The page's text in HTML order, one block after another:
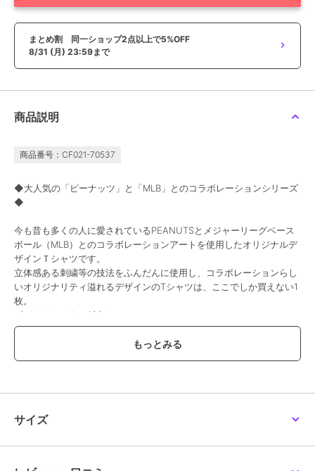
まとめ割 同一ショップ2点以上で5%OFF
8/31 (月) 23:59まで
商品説明
商品番号：CF021-70537
◆大人気の「ピーナッツ」と「MLB」とのコラボレーションシリーズ
◆
今も昔も多くの人に愛されているPEANUTSとメジャーリーグベース
ボール（MLB）とのコラボレーションアートを使用したオリジナルデ
ザインＴシャツです。
立体感ある刺繍等の技法をふんだんに使用し、コラボレーションらし
いオリジナリティ溢れるデザインのTシャツは、ここでしか買えない1
枚。
ボディはコットン100％。
16番手の太番手糸を使用した、しっかりした生地を使用しています。
大人サイズもご用意しているので、親子でのお揃いコーディネートを
お楽しみいただけます。
ブランド ピーナッツ
サイズ